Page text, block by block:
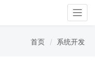
首页 系统开发